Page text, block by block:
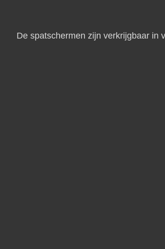
De spatschermen zijn verkrijgbaar in